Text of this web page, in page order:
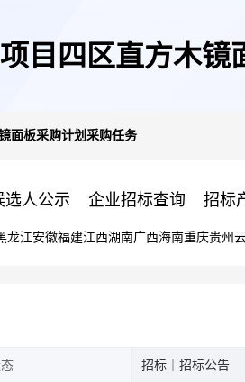
目四区直方木镜
面板采购计划采购任务
选人公示 企业招标查询 招标
龙江安徽福建江西湖南广西海南重庆贵州
招标｜招标公告